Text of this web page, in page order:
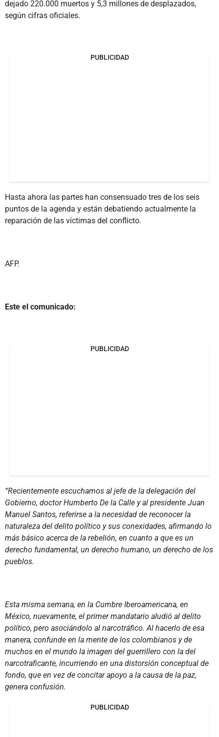
dejado 220.000 muertos y 5,3 millones de desplazados,
según cifras oficiales.
PUBLICIDAD
Hasta ahora las partes han consensuado tres de los seis
puntos de la agenda y están debatiendo actualmente la
reparación de las víctimas del conflicto.
AFP.
Este el comunicado:
PUBLICIDAD
“Recientemente escuchamos al jefe de la delegación del
Gobierno, doctor Humberto De la Calle y al presidente Juan
Manuel Santos, referirse a la necesidad de reconocer la
naturaleza del delito político y sus conexidades, afirmando lo
más básico acerca de la rebelión, en cuanto a que es un
derecho fundamental, un derecho humano, un derecho de los
pueblos.
Esta misma semana, en la Cumbre Iberoamericana, en
México, nuevamente, el primer mandatario aludió al delito
político, pero asociándolo al narcotráfico. Al hacerlo de esa
manera, confunde en la mente de los colombianos y de
muchos en el mundo la imagen del guerrillero con la del
narcotraficante, incurriendo en una distorsión conceptual de
fondo, que en vez de concitar apoyo a la causa de la paz,
genera confusión.
PUBLICIDAD